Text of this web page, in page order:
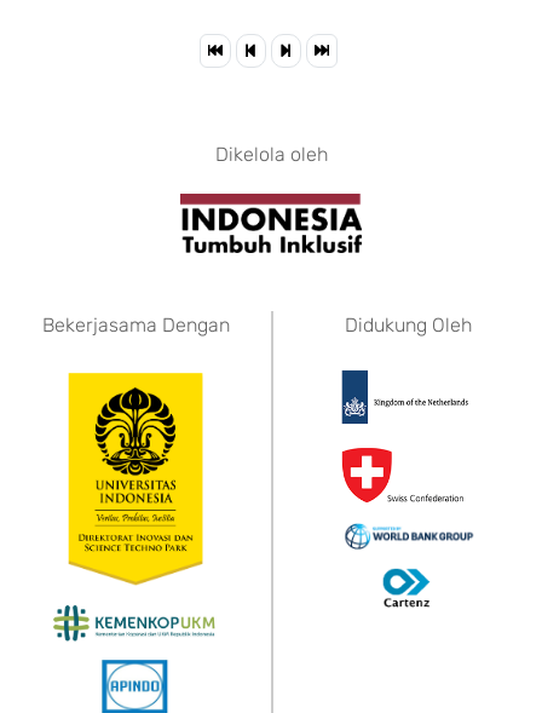
Dikelola oleh
Bekerjasama Dengan Didukung Oleh